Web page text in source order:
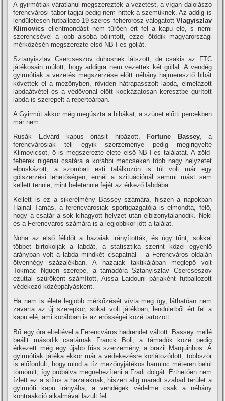
A gyirmótiak váratlanul megszerezték a vezetést, a vígan dalolászó
ferencvárosi tábor tagjai pedig nem hittek a szemüknek. Az addig is
lendületesen futballozó 19-szeres fehérorosz válogatott Vlagyiszlav
Klimovics ellentmondást nem tűrően ért fel a kapu elé, s némi
szerencsével a jobb alsóba bólintott, ezzel ötödik magyarországi
mérkőzésén megszerezte első NB I-es gólját.
Sztanyiszlav Csercseszov dühösnek látszott, de csakis az FTC
játékosain múlott, hogy addigra nem vezettek két góllal. A vendég
gyirmótiak a vezetés megszerzése előtt néhány hajmeresztő hibát
követtek el a mezőnyben, röviden hátrapasszolt labda, elmélázott
labdaátvétel és a védővonal előtt kockázatosan keresztbe gurított
labda is szerepelt a repertoárban.
A Gyirmót akkor még megúszta a hibákat, a szünet előtti percekben
már nem.
Rusák Edvárd kapus óriásit hibázott,
Fortune Bassey, a
ferencvárosiak téli egyik szerzeménye pedig megirigyelte
Klimovicsot, ő is megszerezte élete első NB I-es találatát. A zöld-
fehérek nigériai csatára a korábbi meccseken több nagy helyzetet
elpuskázott, a szombati esti találkozón is túl volt már egy
gólszerzési lehetőségen, ennél a szituációnál semmi mást sem
kellett tennie, mint beletennie fejét az érkező labdába.
Kellett is ez a sikerélmény Bassey számára, hiszen a napokban
Hajnal Tamás, a ferencvárosiak sportigazgatója is elmondta, félő,
hogy a csatár a sok kihagyott helyzet után elbizonytalanodik. Neki
és a Ferencváros számára is a legjobbkor jött a találat.
Noha az első félidőt a hazaiak irányították, és úgy tűnt, sokkal
többet birtokolják a labdát, a statisztika szerint közel egyenlő
arányban volt a labda mindkét csapatnál – a Ferencváros oldalán
ötvennégy százalékban. A hazaiak taktikájában meglepő volt
Tokmac Nguen szerepe, a támadóra Sztanyiszlav Csercseszov
ezúttal szűrőként számított, Aissa Laidouni párjaként futballozott
védekező középpályásként.
Ha nem is élete legjobb mérkőzését vívta meg így, láthatóan nem
zavarta az új szerepkör, sokat volt játékban, lendületből ért fel a
kapu elé, ami korábban is az erősségei közé tartozott.
Bő egy óra elteltével a Ferencváros hadrendet váltott. Bassey mellé
beállt második csatárnak Franck Boli, a támadók közé pedig
érkezett még egy újabb friss szerzemény, a brazil Marquinhos. A
gyirmótiak játéka ekkor már a védekezésre korlátozódott, többször
is előfordult, hogy mind a tíz mezőnyjátékos harminc méteren belül
tömörült, így próbálva megnehezíteni a Fradi dolgát. Érthetően nem
ízlett ez a stílus a hazaiaknak, hiszen alig maradt szabad terület a
gyirmóti kapu irányába, a vendégek védelme csak a néhány
kontraakció alkalmával lazult fel.